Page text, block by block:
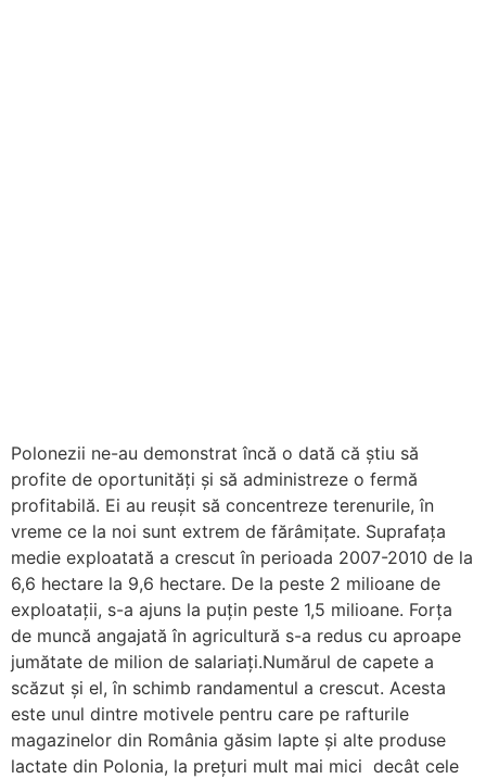
Polonezii ne-au demonstrat încă o dată că știu să
profite de oportunități și să administreze o fermă
profitabilă. Ei au reușit să concentreze terenurile, în
vreme ce la noi sunt extrem de fărâmițate. Suprafața
medie exploatată a crescut în perioada 2007-2010 de la
6,6 hectare la 9,6 hectare. De la peste 2 milioane de
exploatații, s-a ajuns la puțin peste 1,5 milioane. Forța
de muncă angajată în agricultură s-a redus cu aproape
jumătate de milion de salariați.Numărul de capete a
scăzut și el, în schimb randamentul a crescut. Acesta
este unul dintre motivele pentru care pe rafturile
magazinelor din România găsim lapte și alte produse
lactate din Polonia, la prețuri mult mai mici decât cele